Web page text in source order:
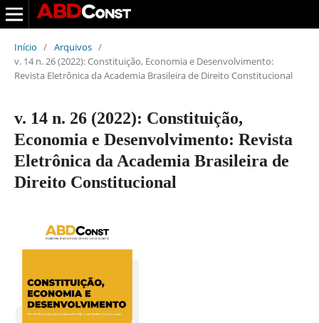
Início / Arquivos /
v. 14 n. 26 (2022): Constituição, Economia e Desenvolvimento:
Revista Eletrônica da Academia Brasileira de Direito Constitucional
v. 14 n. 26 (2022): Constituição,
Economia e Desenvolvimento: Revista
Eletrônica da Academia Brasileira de
Direito Constitucional